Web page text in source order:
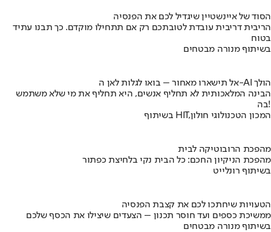
הסוד של איינשטיין שיגדיל לכם את הפנסיה
הריבית דריבית עובדת לטובתכם רק אם תתחילו מוקדם. כך תבנו עתיד
בטוח
בשיתוף מנורה מבטחים
אל תישארו מאחור – בואו לגלות לאן ה-AI הולך
הבינה המלאכותית לא תחליף אנשים, היא תחליף את מי שלא משתמש
בה!
בשיתוף HIT,המכון הטכנולוגי חולון
מהפכת הרובוטיקה לבית
מהפכת הניקיון החכם: כל הבית נקי בלחיצת כפתור
בשיתוף רונלייט
הטעויות שיחתכו לכם את קצבת הפנסיה
ממשיכת כספים ועד חוסר תכנון – הצעדים שיצילו את הכסף שלכם
בשיתוף מנורה מבטחים